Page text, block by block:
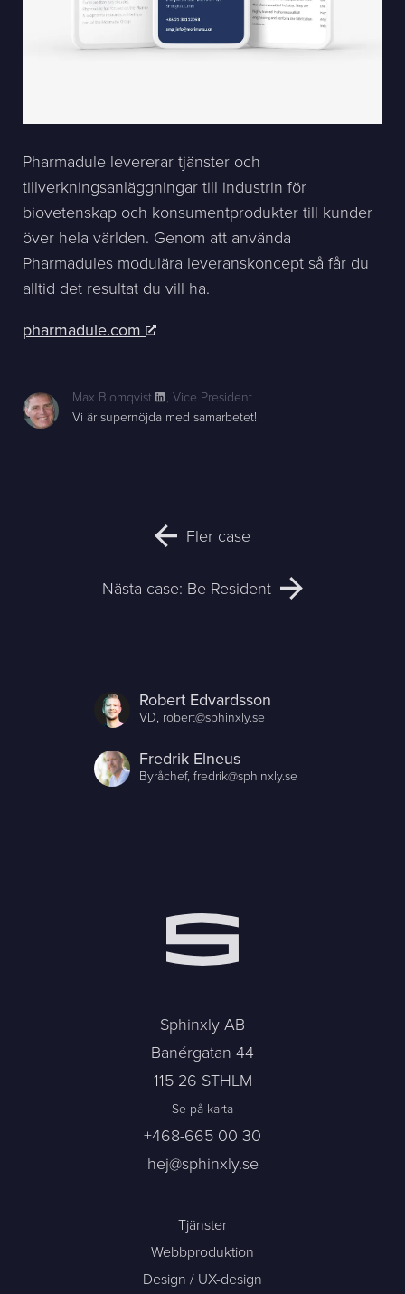
Pharmadule levererar tjänster och
tillverkningsanläggningar till industrin för
biovetenskap och konsumentprodukter till kunder
över hela världen. Genom att använda
Pharmadules modulära leveranskoncept så får du
alltid det resultat du vill ha.
pharmadule.com
Max Blomqvist , Vice President
Vi är supernöjda med samarbetet!
Fler case
Nästa case: Be Resident
Robert Edvardsson
VD, robert@sphinxly.se
Fredrik Elneus
Byråchef,fredrik@sphinxly.se
Sphinxly AB
Banérgatan 44
115 26 STHLM
Se på karta
+468-665 00 30
hej@sphinxly.se
Tjänster
Webbproduktion
Design / UX-design